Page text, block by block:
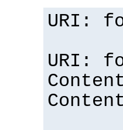
URI:
URI: